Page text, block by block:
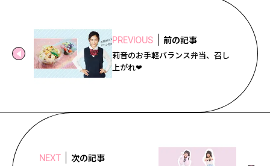
PREVIOUS 前の記事
莉音のお手軽バランス弁当、召し
上がれ❤
NEXT 次の記事